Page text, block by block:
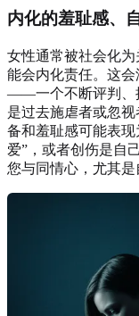
内化的羞耻感、
女性通常被社会化
能会内化责任。这
——一个不断评判、
是过去施虐者或忽
备和羞耻感可能表现
爱”，或者创伤是自
您与同情心，尤其是